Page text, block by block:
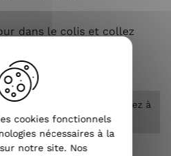
dans le colis et collez
un bureau de Poste.
par commande. Pensez à
cookies fonctionnels
nécessaires à la
notre site. Nos